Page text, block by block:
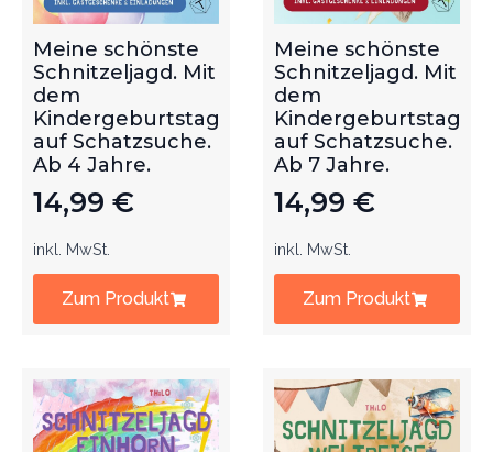
Meine schönste
Schnitzeljagd. Mit
dem
Kindergeburtstag
auf Schatzsuche.
Ab 4 Jahre.
14,99 €
inkl. MwSt.
Zum Produkt
Meine schönste
Schnitzeljagd. Mit
dem
Kindergeburtstag
auf Schatzsuche.
Ab 7 Jahre.
14,99 €
inkl. MwSt.
Zum Produkt